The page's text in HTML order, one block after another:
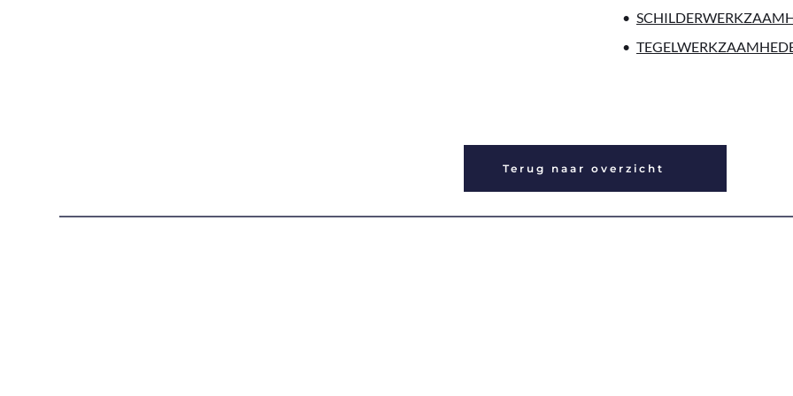
Terug naar overzicht